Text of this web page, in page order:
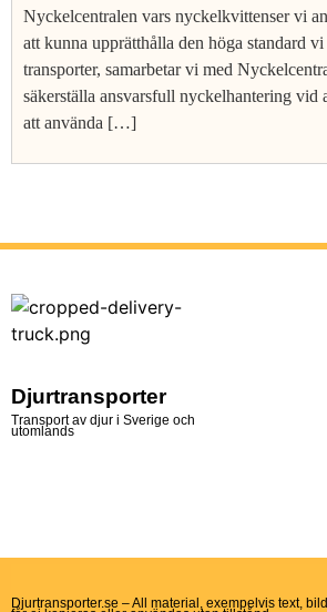
Nyckelcentralen vars nyckelkvittenser vi
att kunna upprätthålla den höga standard
transporter, samarbetar vi med
säkerställa ansvarsfull nyckelhantering vid
att använda […]
Djurtransporter
Transport av djur i Sverige och
utomlands
Djurtransporter.se – All material, exempelvis text,